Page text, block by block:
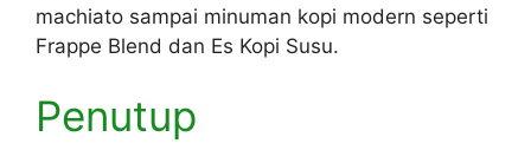
machiato sampai minuman kopi modern seperti
Frappe Blend dan Es Kopi Susu.
Penutup